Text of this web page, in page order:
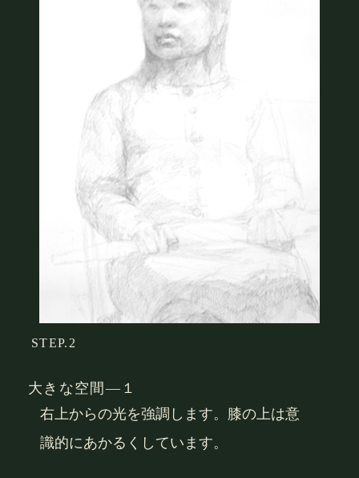
STEP.2
大きな空間―１
右上からの光を強調します。膝の上は意
識的にあかるくしています。